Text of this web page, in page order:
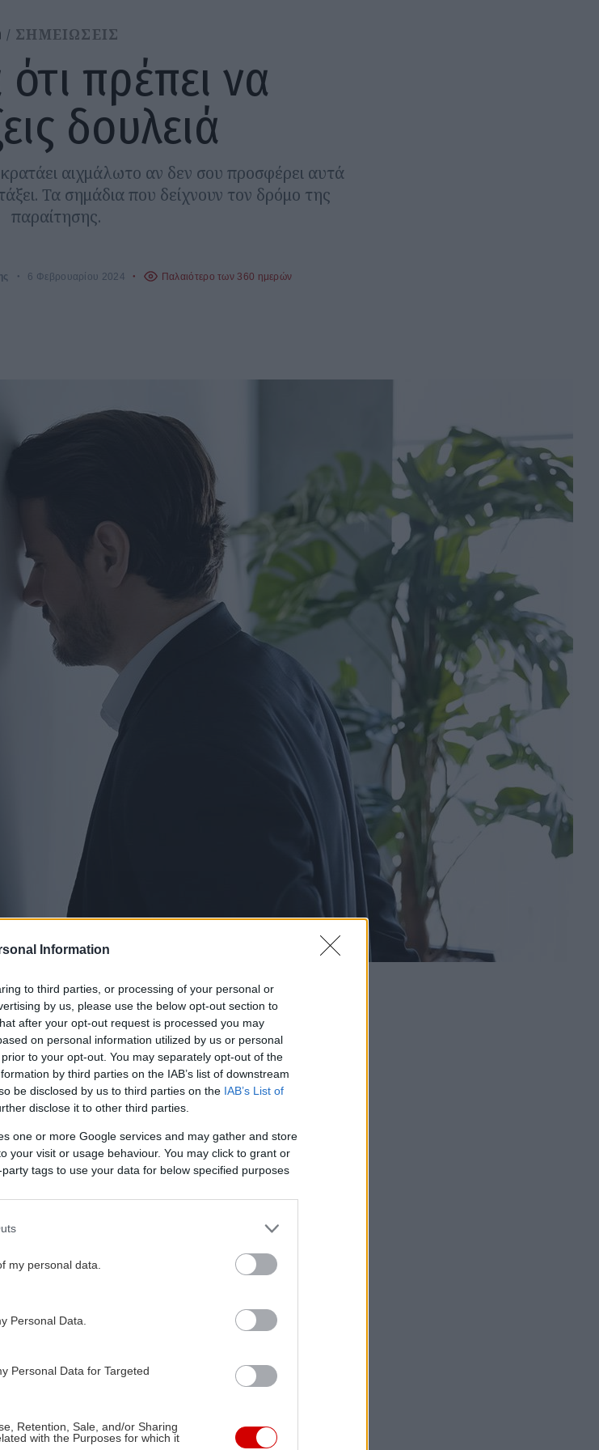
Information
to third parties, or processing of your personal or
by us, please use the below opt-out section to
after your opt-out request is processed you may
on personal information utilized by us or personal
to your opt-out. You may separately opt-out of the
by third parties on the IAB’s list of downstream
be disclosed by us to third parties on the IAB’s List of
disclose it to other third parties.
one or more Google services and may gather and store
your visit or usage behaviour. You may click to grant or
tags to use your data for below specified purposes
my personal data.
Personal Data.
Personal Data for Targeted
Retention, Sale, and/or Sharing
with the Purposes for which it
ΣΗΜΕΙΩΣΕΙΣ
πρέπει να
δουλειά
αιχμάλωτο αν δεν σου προσφέρει αυτά
Τα σημάδια που δείχνουν τον δρόμο της
παραίτησης.
6 Φεβρουαρίου 2024 Παλαιότερο των 360 ημερών